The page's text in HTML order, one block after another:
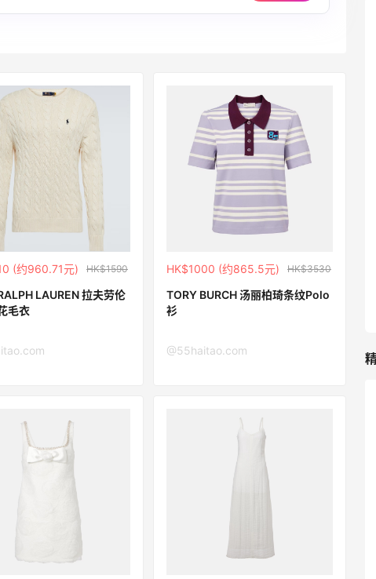
(约960.71元) HK$1590
LAUREN 拉夫劳伦
毛衣
HK$1000 (约865.5元) HK$3530
TORY BURCH 汤丽柏琦条纹Polo
衫
@55haitao.com
227人获得返利